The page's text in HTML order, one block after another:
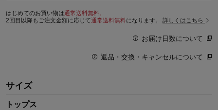
はじめてのお買い物は通常送料無料。
2回目以降もご注文金額に応じて通常送料無料になります。 詳しくはこちら
お届け日数について
返品・交換・キャンセルについて
サイズ
トップス